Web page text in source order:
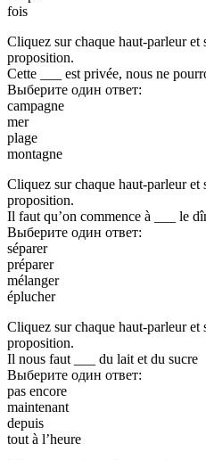
fois
Cliquez sur chaque haut-parleur et
proposition.
Cette ___ est privée, nous ne
Выберите один ответ:
campagne
mer
plage
montagne
Cliquez sur chaque haut-parleur et
proposition.
Il faut qu’on commence à ___ le
Выберите один ответ:
séparer
préparer
mélanger
éplucher
Cliquez sur chaque haut-parleur et
proposition.
Il nous faut ___ du lait et du sucre
Выберите один ответ:
pas encore
maintenant
depuis
tout à l’heure